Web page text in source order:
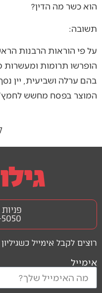
הוא כשר מה הדין?
תשובה:
על פי הוראות הרבנות
הופרשו תרומות ומעשרות
בהם ערלה ושביעית, יין
המוצר בפסח מחשש
רוצים לקבל אימייל
אימייל